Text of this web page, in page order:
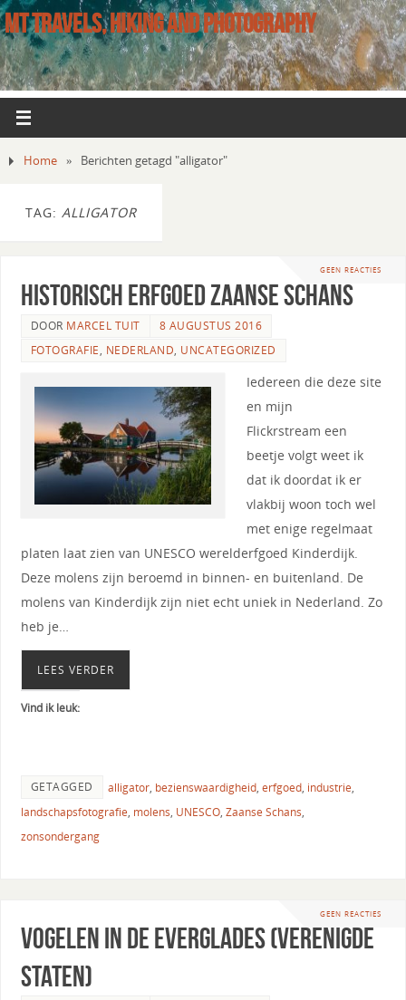
MT TRAVELS, HIKING AND PHOTOGRAPHY
Home » Berichten getagd "alligator"
TAG: ALLIGATOR
GEEN REACTIES
Historisch erfgoed Zaanse Schans
DOOR MARCEL TUIT
8 AUGUSTUS 2016
FOTOGRAFIE, NEDERLAND, UNCATEGORIZED
Iedereen die deze site
en mijn
Flickrstream een
beetje volgt weet ik
dat ik doordat ik er
vlakbij woon toch wel
met enige regelmaat
platen laat zien van UNESCO werelderfgoed Kinderdijk.
Deze molens zijn beroemd in binnen- en buitenland. De
molens van Kinderdijk zijn niet echt uniek in Nederland. Zo
heb je…
LEES VERDER
Vind ik leuk:
GETAGGED alligator, bezienswaardigheid, erfgoed, industrie,
landschapsfotografie, molens, UNESCO, Zaanse Schans,
zonsondergang
GEEN REACTIES
Vogelen in de Everglades (Verenigde
Staten)